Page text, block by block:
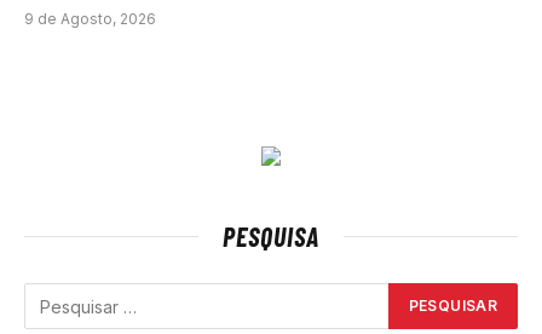
9 de Agosto, 2026
PESQUISA